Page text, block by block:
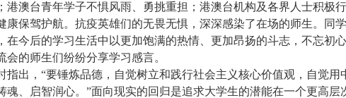
港澳台青年学子不惧风雨、勇挑重担；港澳台机构及各界人士积极
康保驾护航。抗疫英雄们的无畏无惧，深深感染了在场的师生。同
在今后的学习生活中以更加饱满的热情、更加昂扬的斗志，不忘初心
的师生们纷纷分享学习感言。
指出，“要锤炼品德，自觉树立和践行社会主义核心价值观，自觉用
魂、启智润心。”面向现实的回归是追求大学生的潜能在一个更高层